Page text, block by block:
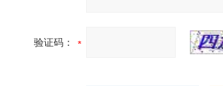
验证码：